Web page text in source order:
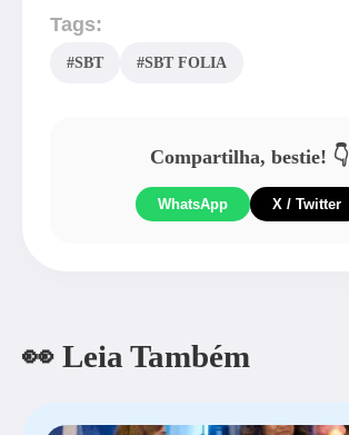
Tags:
#SBT #SBT FOLIA
Compartilha, bestie! 👇
WhatsApp X / Twitter
👀 Leia Também